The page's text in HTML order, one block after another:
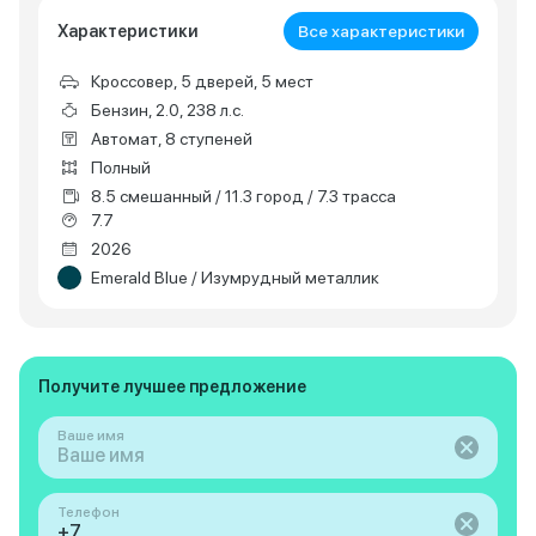
Характеристики Все характеристики
Кроссовер, 5 дверей, 5 мест
Бензин, 2.0, 238 л.с.
Автомат, 8 ступеней
Полный
8.5 смешанный / 11.3 город / 7.3 трасса
7.7
2026
Emerald Blue / Изумрудный металлик
Получите лучшее предложение
Ваше имя
Телефон